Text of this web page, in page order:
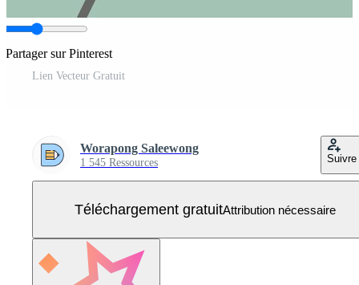
Partager sur Pinterest
Lien Vecteur Gratuit
Worapong Saleewong
1 545 Ressources Suivre
Téléchargement gratuitAttribution nécessaire